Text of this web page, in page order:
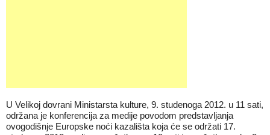
U Velikoj dovrani Ministarsta kulture, 9. studenoga 2012. u 11 sati,
održana je konferencija za medije povodom predstavljanja
ovogodišnje Europske noći kazališta koja će se održati 17.